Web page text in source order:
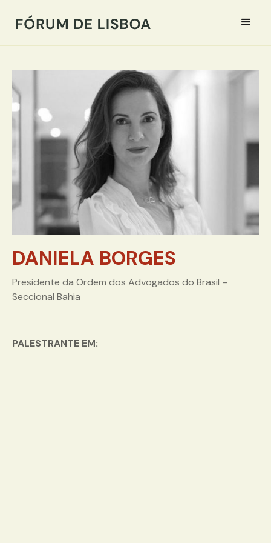
DANIELA BORGES
Presidente da Ordem dos Advogados do Brasil –
Seccional Bahia
PALESTRANTE EM: